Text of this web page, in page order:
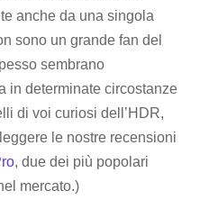
anche da una singola
sono un grande fan del
sembrano
in determinate circostanze
di voi curiosi dell’HDR,
le nostre recensioni
, due dei più popolari
mercato.)